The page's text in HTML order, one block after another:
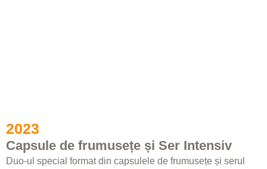
2023
Capsule de frumusețe și Ser Intensiv
Duo-ul special format din capsulele de frumusețe și serul